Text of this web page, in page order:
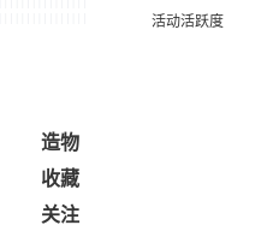
造物
收藏
关注